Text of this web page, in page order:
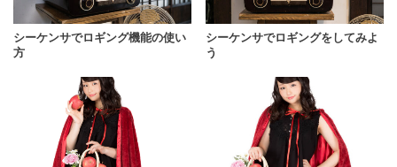
シーケンサでロギング機能の使い
方
シーケンサでロギングをしてみよ
う